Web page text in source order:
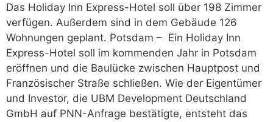
Das Holiday Inn Express-Hotel soll über 198 Zimmer
verfügen. Außerdem sind in dem Gebäude 126
Wohnungen geplant. Potsdam – Ein Holiday Inn
Express-Hotel soll im kommenden Jahr in Potsdam
eröffnen und die Baulücke zwischen Hauptpost und
Französischer Straße schließen. Wie der Eigentümer
und Investor, die UBM Development Deutschland
GmbH auf PNN-Anfrage bestätigte, entsteht das